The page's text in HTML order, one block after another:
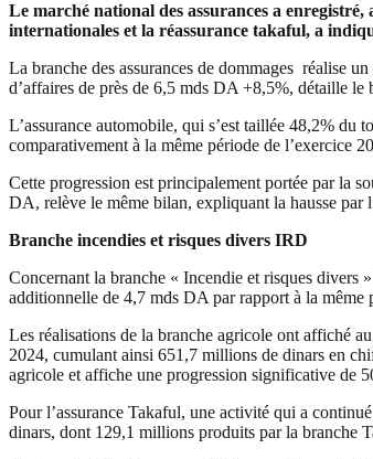
Le marché national des assurances a
internationales et la réassurance takaful, a
La branche des assurances de dommages réalise
d’affaires de près de 6,5 mds DA +8,5%, détaille le
L’assurance automobile, qui s’est taillée 48,2% du
comparativement à la même période de l’exercice
Cette progression est principalement portée par la
DA, relève le même bilan, expliquant la hausse par
Branche incendies et risques divers IRD
Concernant la branche « Incendie et risques divers
additionnelle de 4,7 mds DA par rapport à la même
Les réalisations de la branche agricole ont affiché
2024, cumulant ainsi 651,7 millions de dinars en
agricole et affiche une progression significative de
Pour l’assurance Takaful, une activité qui a
dinars, dont 129,1 millions produits par la branche